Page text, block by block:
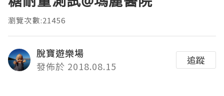
瀏覽次數:21456
脫寶遊樂場
發佈於 2018.08.15
追蹤